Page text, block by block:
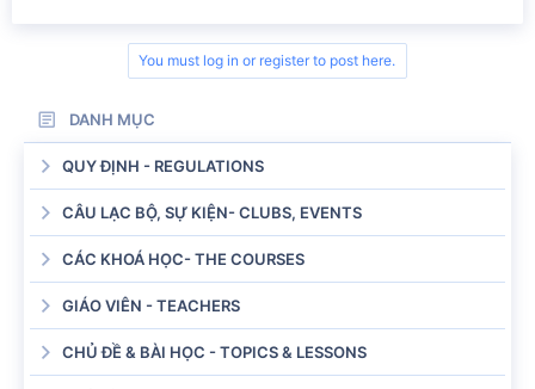
You must log in or register to post here.
DANH MỤC
QUY ĐỊNH - REGULATIONS
CÂU LẠC BỘ, SỰ KIỆN- CLUBS, EVENTS
CÁC KHOÁ HỌC- THE COURSES
GIÁO VIÊN - TEACHERS
CHỦ ĐỀ & BÀI HỌC - TOPICS & LESSONS